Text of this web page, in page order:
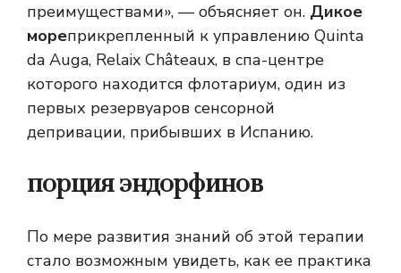
преимуществами», — объясняет он. Дикое
мореприкрепленный к управлению Quinta
da Auga, Relaix Châteaux, в спа-центре
которого находится флотариум, один из
первых резервуаров сенсорной
депривации, прибывших в Испанию.
порция эндорфинов
По мере развития знаний об этой терапии
стало возможным увидеть, как ее практика